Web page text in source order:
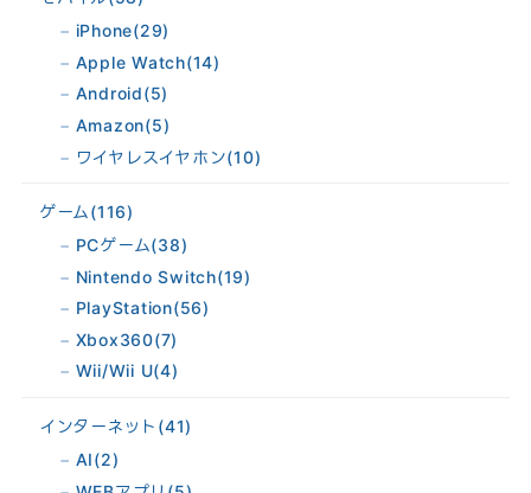
iPhone(29)
Apple Watch(14)
Android(5)
Amazon(5)
ワイヤレスイヤホン(10)
ゲーム(116)
PCゲーム(38)
Nintendo Switch(19)
PlayStation(56)
Xbox360(7)
Wii/Wii U(4)
インターネット (41)
AI(2)